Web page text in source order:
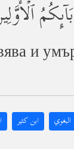
и
البغوي ابن كثير